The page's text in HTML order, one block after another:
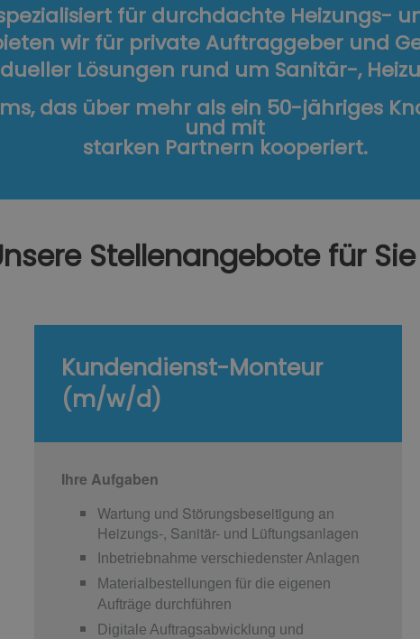
für durchdachte Heizungs-
wir für private Auftraggeber und
Lösungen rund um Sanitär-,
das über mehr als ein 50-jähriges
und mit
starken Partnern kooperiert.
Stellenangebote für Sie
Kundendienst-Monteur
(m/w/d)
Ihre Aufgaben
Wartung und Störungsbeseitigung an
Heizungs-, Sanitär- und Lüftungsanlagen
Inbetriebnahme verschiedenster Anlagen
Materialbestellungen für die eigenen
Aufträge durchführen
Digitale Auftragsabwicklung und